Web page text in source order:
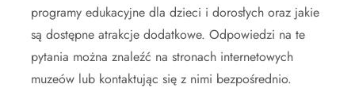
programy edukacyjne dla dzieci i dorosłych oraz jakie
są dostępne atrakcje dodatkowe. Odpowiedzi na te
pytania można znaleźć na stronach internetowych
muzeów lub kontaktując się z nimi bezpośrednio.